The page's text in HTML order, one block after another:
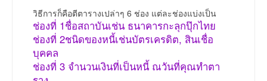
วิธีการก็คือตีตารางเปล่าๆ 6 ช่อง แต่ละช่องแบ่งเป็น
ช่องที่ 1ชื่อสถาบันเช่น ธนาคารกะลุกปุ๊กไทย
ช่องที่ 2ชนิดของหนี้เช่นบัตรเครดิต, สินเชื่อ
บุคคล
ช่องที่ 3 จำนวนเงินที่เป็นหนี้ ณวันที่คุณทำตา